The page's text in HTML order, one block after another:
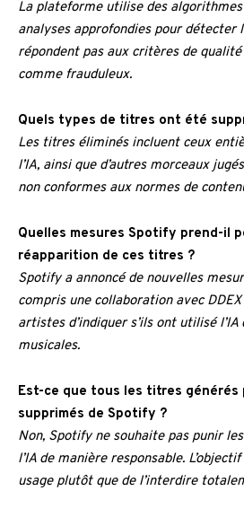
La plateforme utilise des
analyses approfondies pour détecter
répondent pas aux critères de
comme frauduleux.
Quels types de titres ont été
Les titres éliminés incluent ceux
l’IA, ainsi que d’autres morceaux
non conformes aux normes de
Quelles mesures Spotify prend-il
réapparition de ces titres ?
Spotify a annoncé de nouvelles
compris une collaboration avec
artistes d’indiquer s’ils ont utilisé
musicales.
Est-ce que tous les titres générés
supprimés de Spotify ?
Non, Spotify ne souhaite pas punir
l’IA de manière responsable.
usage plutôt que de l’interdire